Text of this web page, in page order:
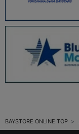
BAYSTORE ONLINE TOP